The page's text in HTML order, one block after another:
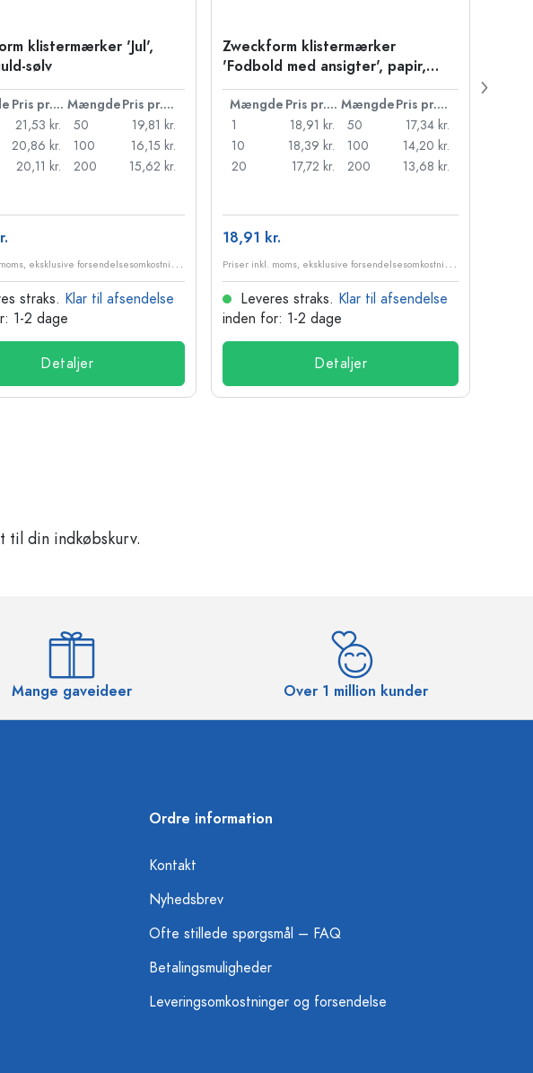
klistermærker 'Jul',
sølv
Pris pr. stk. Mængde
Pris pr. stk.
21,53 kr.
20,86 kr.
20,11 kr.
50
19,81 kr.
100
16,15 kr.
200
15,62 kr.
P
riser inkl. moms, eksklusive forsendelsesomkostninger
straks. Klar til afsendelse
1-2 dage
Detaljer
Zweckform klistermærker
'Fodbold med ansigter', papir,
flerfarvet
Mængde Pris pr. stk. Mængde
Pris pr. stk.
1
18,91 kr.
10
18,39 kr.
20
17,72 kr.
50
17,34 kr.
100
14,20 kr.
200
13,68 kr.
18,91 kr.
P
riser inkl. moms, eksklusive forsendelsesomkostninger
Leveres straks. Klar til afsendelse
inden for: 1-2 dage
Detaljer
til din indkøbskurv.
Mange gaveideer Over 1 million kunder
Ordre information
Kontakt
Nyhedsbrev
Ofte stillede spørgsmål – FAQ
Betalingsmuligheder
Leveringsomkostninger og forsendelse